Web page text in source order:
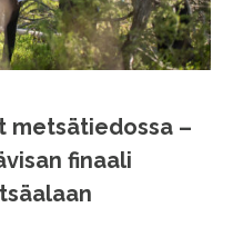
metsätiedossa –
finaali